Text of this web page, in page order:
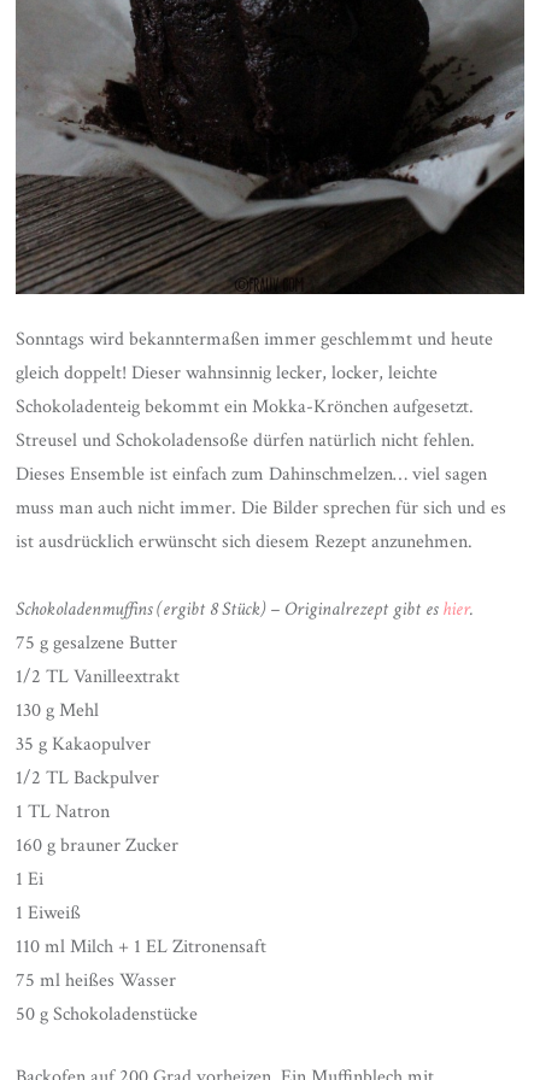
Sonntags wird bekanntermaßen immer geschlemmt und heute
gleich doppelt! Dieser wahnsinnig lecker, locker, leichte
Schokoladenteig bekommt ein Mokka-Krönchen aufgesetzt.
Streusel und Schokoladensoße dürfen natürlich nicht fehlen.
Dieses Ensemble ist einfach zum Dahinschmelzen… viel sagen
muss man auch nicht immer. Die Bilder sprechen für sich und es
ist ausdrücklich erwünscht sich diesem Rezept anzunehmen.
Schokoladenmuffins (ergibt 8 Stück) – Originalrezept gibt eshier.
75 g gesalzene Butter
1/2 TL Vanilleextrakt
130 g Mehl
35 g Kakaopulver
1/2 TL Backpulver
1 TL Natron
160 g brauner Zucker
1 Ei
1 Eiweiß
110 ml Milch + 1 EL Zitronensaft
75 ml heißes Wasser
50 g Schokoladenstücke